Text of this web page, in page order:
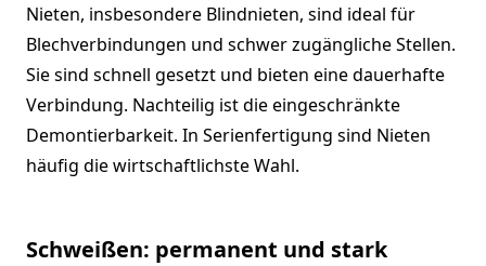
Nieten, insbesondere Blindnieten, sind ideal für
Blechverbindungen und schwer zugängliche Stellen.
Sie sind schnell gesetzt und bieten eine dauerhafte
Verbindung. Nachteilig ist die eingeschränkte
Demontierbarkeit. In Serienfertigung sind Nieten
häufig die wirtschaftlichste Wahl.
Schweißen: permanent und stark